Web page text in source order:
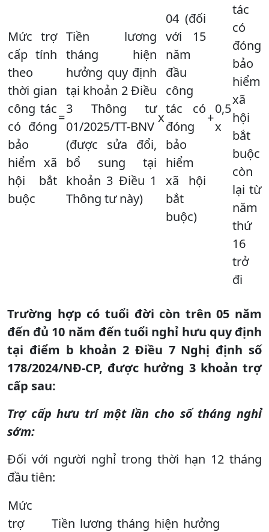
Mức trợ
cấp tính
theo
thời gian
công tác
có đóng
bảo
hiểm xã
hội bắt
buộc
=
Tiền lương
tháng hiện
hưởng quy định
tại khoản 2 Điều
3 Thông tư
01/2025/TT-BNV
(được sửa đổi,
bổ sung tại
khoản 3 Điều 1
Thông tư này)
x
04 (đối
với 15
năm
đầu
công
tác có
đóng
bảo
hiểm
xã hội
bắt
buộc)
+
0,5
x
tác
có
đóng
bảo
hiểm
xã
hội
bắt
buộc
còn
lại từ
năm
thứ
16
trở
đi
Trường hợp có tuổi đời còn trên 05 năm
đến đủ 10 năm đến tuổi nghỉ hưu quy định
tại điểm b khoản 2 Điều 7 Nghị định số
178/2024/NĐ-CP, được hưởng 3 khoản trợ
cấp sau:
Trợ cấp hưu trí một lần cho số tháng nghỉ
sớm:
Đối với người nghỉ trong thời hạn 12 tháng
đầu tiên:
Mức
trợ
Tiền lương tháng hiện hưởng